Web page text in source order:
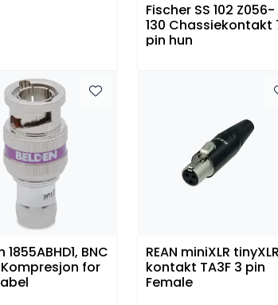
Fischer SS 102 Z056-
130 Chassiekontakt
pin hun
1855ABHD1, BNC
for
REAN miniXLR tinyXLR
kontakt TA3F 3 pin
Female